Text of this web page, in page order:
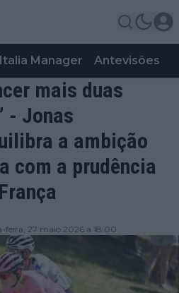
Manager Antevisões
mais duas
- Jonas
a ambição
com a prudência
feira, 27 maio 2026 a 18:00